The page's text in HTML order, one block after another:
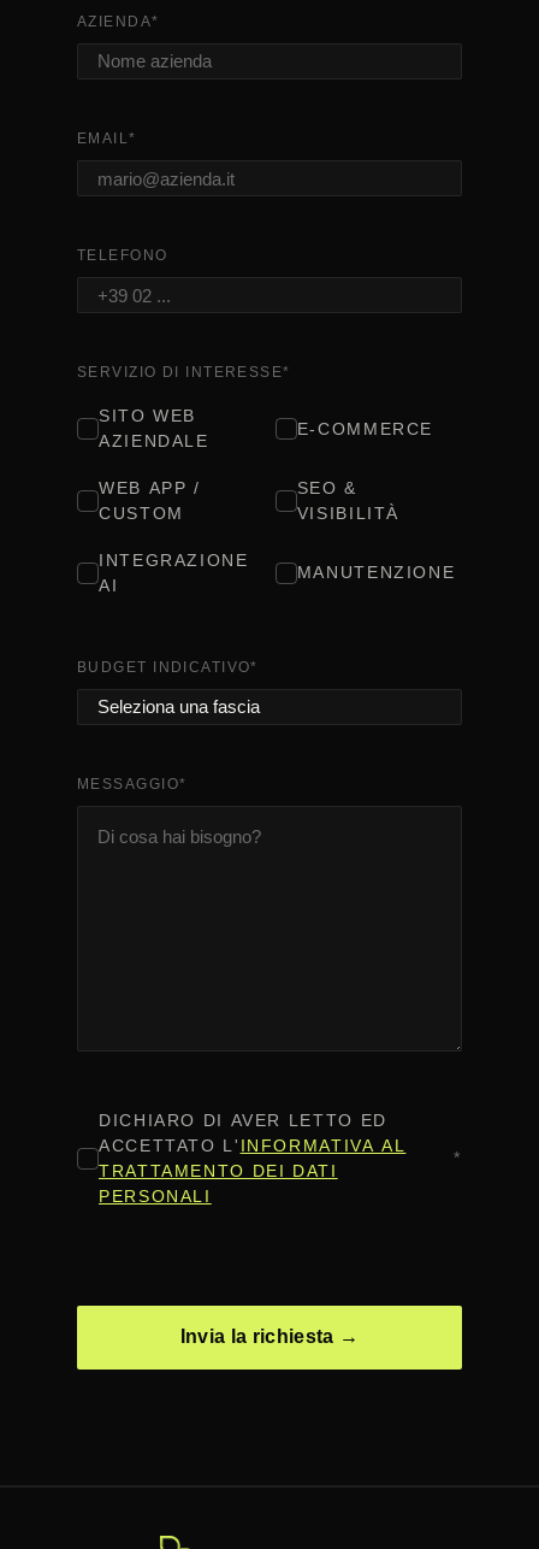
AZIENDA*
EMAIL*
TELEFONO
SERVIZIO DI INTERESSE*
SITO WEB
AZIENDALE
E-COMMERCE
WEB APP /
CUSTOM
SEO &
VISIBILITÀ
INTEGRAZIONE
AI
MANUTENZIONE
BUDGET INDICATIVO*
MESSAGGIO*
CONSENSO*
DICHIARO DI AVER LETTO ED
ACCETTATO L' INFORMATIVA AL
TRATTAMENTO DEI DATI
PERSONALI
*